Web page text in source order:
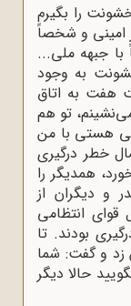
را بگیرم
امینی و شخصاً
جبهه ملی...
به وجود
هفت به اتاق
تو هم
هستی با من
خطر درگیری
همدیگر را
و دیگران از
انتظامی
بودند. تا
زد و گفت: شما
حالا دیگر